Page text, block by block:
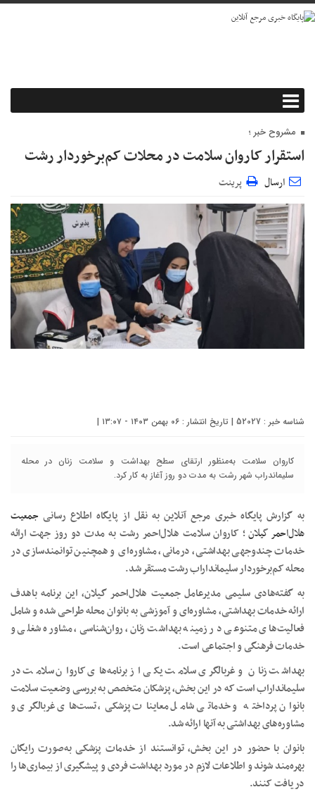
مشروح خبر ؛
استقرار کاروان سلامت در محلات کم‌برخوردار رشت
ارسال پرینت
شناسه خبر : 52027 | تاریخ انتشار : ۰۶ بهمن ۱۴۰۳ - ۱۳:۰۷ |
کاروان سلامت به‌منظور ارتقای سطح بهداشت و سلامت زنان در محله
سلیماندراب شهر رشت به مدت دو روز آغاز به کار کرد.
به گزارش پایگاه خبری مرجع آنلاین به نقل از پایگاه اطلاع رسانیجمعیت
هلال‌احمر گیلان؛ کاروان سلامت هلال‌احمر رشت به مدت دو روز جهت ارائه
خدمات چندوجهی بهداشتی، درمانی، مشاوره‌ای و همچنین توانمندسازی در
محله کم‌برخوردار سلیمانداراب رشت مستقر شد.
به گفته‌هادی سلیمی مدیرعامل جمعیت هلال‌احمر گیلان، این برنامه باهدف
ارائه خدمات بهداشتی، مشاوره‌ای و آموزشی به بانوان محله طراحی شده و شامل
فعالیت‌های متنوعی در زمینه بهداشت زنان، روان‌شناسی، مشاوره شغلی و
خدمات فرهنگی و اجتماعی است.
بهداشت زنان و غربالگری سلامت یکی از برنامه‌های کاروان سلامت در
سلیمانداراب است که در این بخش، پزشکان متخصص به بررسی وضعیت سلامت
بانوان پرداخته و خدماتی شامل معاینات پزشکی، تست‌های غربالگری و
مشاوره‌های بهداشتی به آنها ارائه شد.
بانوان با حضور در این بخش، توانستند از خدمات پزشکی به‌صورت رایگان
بهره‌مند شوند و اطلاعات لازم در مورد بهداشت فردی و پیشگیری از بیماری‌ها را
دریافت کنند.